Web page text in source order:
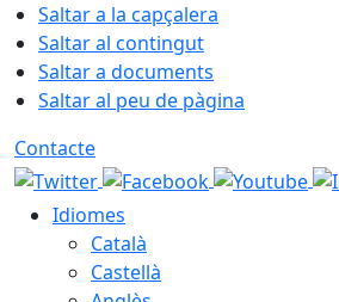
Saltar a la capçalera
Saltar al contingut
Saltar a documents
Saltar al peu de pàgina
Contacte
Idiomes
Català
Castellà